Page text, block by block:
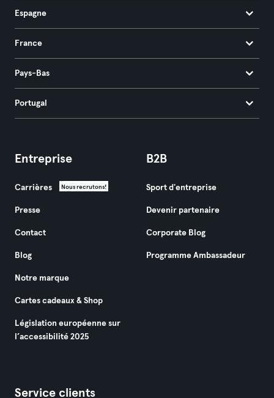
Espagne
France
Pays-Bas
Portugal
Entreprise
Carrières Nous recrutons!
Presse
Contact
Blog
Notre marque
Cartes cadeaux & Shop
Législation européenne sur
l’accessibilité 2025
B2B
Sport d'entreprise
Devenir partenaire
Corporate Blog
Programme Ambassadeur
Service clients